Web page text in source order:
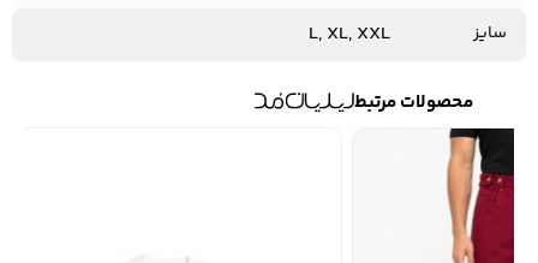
سایز L, XL, XXL
محصولات مرتبط